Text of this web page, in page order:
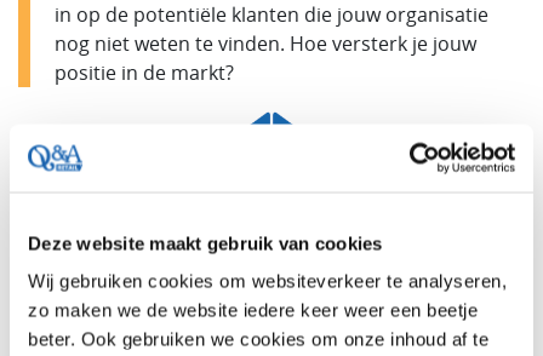
Deze website maakt gebruik van cookies
Wij gebruiken cookies om websiteverkeer te analyseren,
zo maken we de website iedere keer weer een beetje
beter. Ook gebruiken we cookies om onze inhoud af te
in op de potentiële klanten die jouw organisatie
nog niet weten te vinden. Hoe versterk je jouw
positie in de markt?